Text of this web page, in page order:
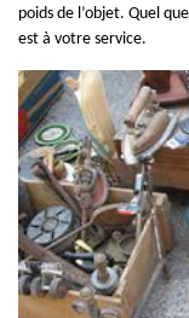
poids de l’objet. Quel
est à votre service.